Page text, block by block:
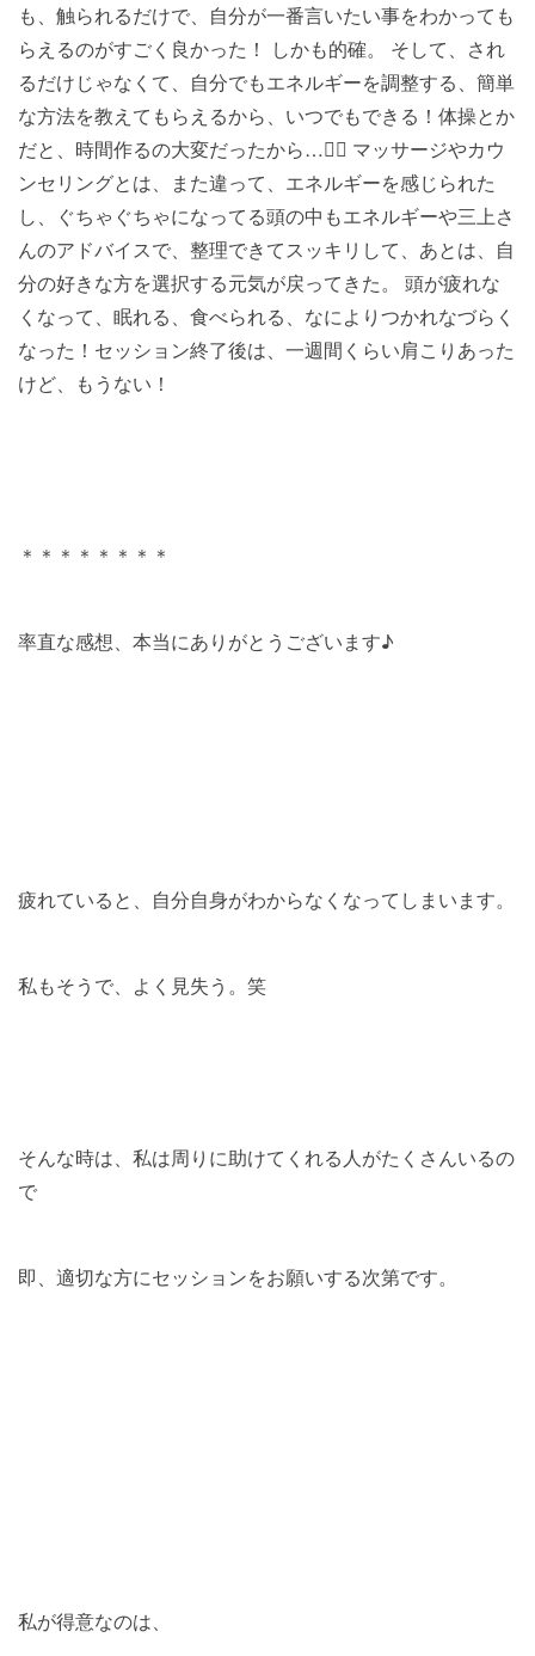
も、触られるだけで、自分が一番言いたい事をわかっても
らえるのがすごく良かった！ しかも的確。 そして、され
るだけじゃなくて、自分でもエネルギーを調整する、簡単
な方法を教えてもらえるから、いつでもできる！体操とか
だと、時間作るの大変だったから…笑⃝ マッサージやカウ
ンセリングとは、また違って、エネルギーを感じられた
し、ぐちゃぐちゃになってる頭の中もエネルギーや三上さ
んのアドバイスで、整理できてスッキリして、あとは、自
分の好きな方を選択する元気が戻ってきた。 頭が疲れな
くなって、眠れる、食べられる、なによりつかれなづらく
なった！セッション終了後は、一週間くらい肩こりあった
けど、もうない！
＊＊＊＊＊＊＊＊
率直な感想、本当にありがとうございます♪
疲れていると、自分自身がわからなくなってしまいます。
私もそうで、よく見失う。笑
そんな時は、私は周りに助けてくれる人がたくさんいるの
で
即、適切な方にセッションをお願いする次第です。
私が得意なのは、